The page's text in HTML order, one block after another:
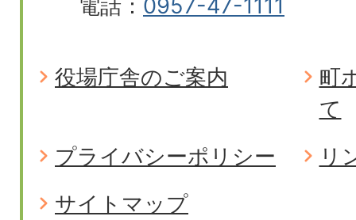
電話： 0957-47-1111
役場庁舎のご案内
町
て
プライバシーポリシー
リ
サイトマップ